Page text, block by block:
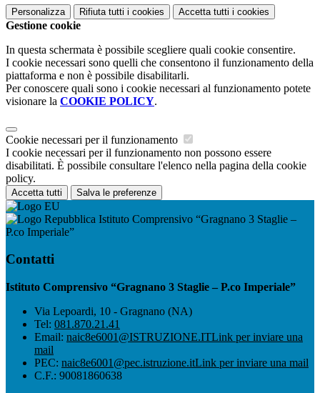
Personalizza Rifiuta tutti i cookies Accetta tutti i cookies
Gestione cookie
In questa schermata è possibile scegliere quali cookie consentire.
I cookie necessari sono quelli che consentono il funzionamento della
piattaforma e non è possibile disabilitarli.
Per conoscere quali sono i cookie necessari al funzionamento potete
visionare la COOKIE POLICY.
Cookie necessari per il funzionamento
I cookie necessari per il funzionamento non possono essere
disabilitati. È possibile consultare l'elenco nella pagina della cookie
policy.
Accetta tutti Salva le preferenze
Istituto Comprensivo “Gragnano 3 Staglie –
P.co Imperiale”
Contatti
Istituto Comprensivo “Gragnano 3 Staglie – P.co Imperiale”
Via Lepoardi, 10 - Gragnano (NA)
Tel: 081.870.21.41
Email: naic8e6001@ISTRUZIONE.ITLink per inviare una
mail
PEC: naic8e6001@pec.istruzione.itLink per inviare una mail
C.F.: 90081860638